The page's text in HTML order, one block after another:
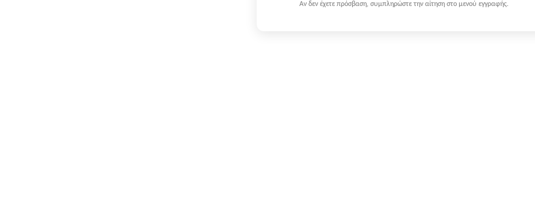
Αν δεν έχετε πρόσβαση, συμπληρώστε την αίτηση στο μενού εγγραφής.